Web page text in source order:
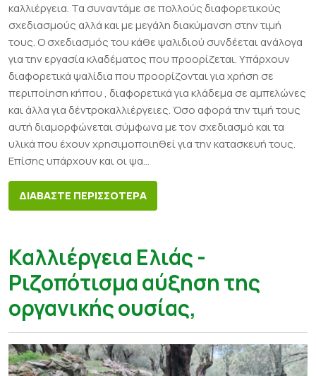
καλλιέργεια. Τα συναντάμε σε πολλούς διαφορετικούς
σχεδιασμούς αλλά και με μεγάλη διακύμανση στην τιμή
τους. Ο σχεδιασμός του κάθε ψαλιδιού συνδέεται ανάλογα
για την εργασία κλαδέματος που προορίζεται. Υπάρχουν
διαφορετικά ψαλίδια που προορίζονται για χρήση σε
περιποίηση κήπου , διαφορετικά για κλάδεμα σε αμπελώνες
και άλλα για δέντροκαλλιέργειες. Όσο αφορά την τιμή τους
αυτή διαμορφώνεται σύμφωνα με τον σχεδιασμό και τα
υλικά που έχουν χρησιμοποιηθεί για την κατασκευή τους.
Επίσης υπάρχουν και οι ψα...
ΔΙΑΒΑΣΤΕ ΠΕΡΙΣΣΟΤΕΡΑ
Καλλιέργεια Ελιάς -
Ριζοπότισμα αύξηση της
οργανικής ουσίας,